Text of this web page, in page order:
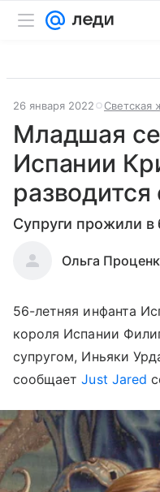
26 января 2022 Светская
Младшая
Испании
Супруги прожили в
Ольга
56-летняя инфанта
короля Испании
супругом, Иньяки
сообщаетJust Jared